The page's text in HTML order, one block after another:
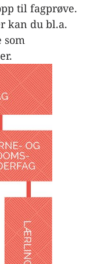
til fagprøve.
kan du bl.a.
som